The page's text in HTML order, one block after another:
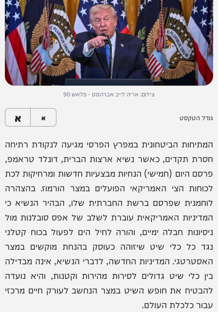
צילום: אריה לייב אברהמס - פלאש 90
גודל הטקסט א א
המתיחות הביטחונית במפרץ הפרסי מגיעה לנקודת רתיחה
חסרת תקדים, כאשר נשיא ארצות הברית, דונלד טראמפ,
פרסם היום (חמישי) הנחיות מבצעיות חדשות ומרחיקות לכת
לכוחות הצי האמריקאי הפועלים במצר הורמוז. בהצהרה
לוחמנית שפרסם ברשת החברתית שלו, הבהיר הנשיא כי
המדיניות האמריקאית עוברת לשלב של אפס סובלנות מול
ניסיונות חבלה ימיים, והורה לחיל הים לפעול בכוח קטלני
נגד כל כלי שיט שיזוהה כעוסק בהנחת מוקשים במצר
האסטרטגי. המדיניות החדשה, לדברי הנשיא, אינה מבדילה
בין כלי שיט גדולים לסירות מהירות וקטנות, והיא נועדה
להבטיח את חופש השיט במצר הנחשב לעורק חיים מרכזי
עבור כלכלת העולם.